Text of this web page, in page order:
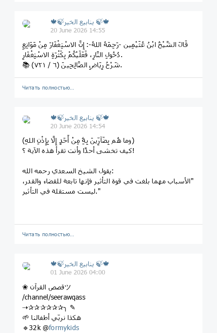
🍁🍃ينابيع الخير 🍃🍁
20 June 2026 14:55
قَالَ الشَّيْخُ ابْنُ عُثَيْمِين -رَحِمَهُ اللهُ-: إِنَّ الاسْتِغْفَارَ مِنْ مَوَانِعِ
دُخُولِ النَّارِ، فَعَلَيْكُمْ بِكَثْرَةِ الاسْتِغْفَارِ.
📚 شَرْحُ رِيَاضِ الصَّالِحِينَ (٦ / ٧٢١).
Читать полностью…
🍁🍃ينابيع الخير 🍃🍁
20 June 2026 14:54
‏(وما هُم بِضَآرِّينَ بِهِۦ مِنْ أَحَدٍ إِلَّا بِإِذْنِ اللهِ)
‏كيف تخشى أحدًا وأنت تقرأ هذه الآية ؟!
‏يقول الشيخ السعدي رحمه الله:
‏"الأسباب مهما بلغت في قوة التأثير فإنها تابعة للقضاء والقدر،
ليست مستقلة في التأثير."
Читать полностью…
🍁🍃ينابيع الخير 🍃🍁
01 June 2026 04:00
❀ قصص القرآنツ
/channel/seerawqass
⇢✰✰✰✰✰✰╮ ✎
🌱 هكذا نربّي أطفالنا
🔹32k @formykids